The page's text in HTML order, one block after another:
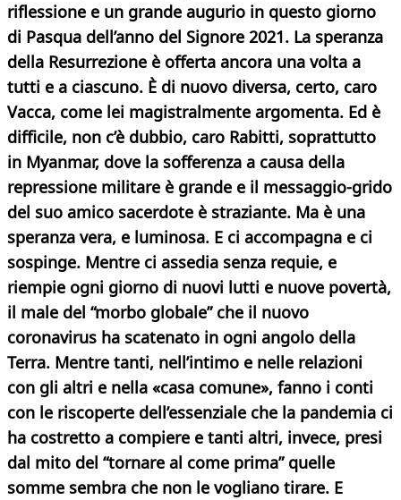
riflessione e un grande augurio in questo giorno
di Pasqua dell’anno del Signore 2021. La speranza
della Resurrezione è offerta ancora una volta a
tutti e a ciascuno. È di nuovo diversa, certo, caro
Vacca, come lei magistralmente argomenta. Ed è
difficile, non c’è dubbio, caro Rabitti, soprattutto
in Myanmar, dove la sofferenza a causa della
repressione militare è grande e il messaggio-grido
del suo amico sacerdote è straziante. Ma è una
speranza vera, e luminosa. E ci accompagna e ci
sospinge. Mentre ci assedia senza requie, e
riempie ogni giorno di nuovi lutti e nuove povertà,
il male del “morbo globale” che il nuovo
coronavirus ha scatenato in ogni angolo della
Terra. Mentre tanti, nell’intimo e nelle relazioni
con gli altri e nella «casa comune», fanno i conti
con le riscoperte dell’essenziale che la pandemia ci
ha costretto a compiere e tanti altri, invece, presi
dal mito del “tornare al come prima” quelle
somme sembra che non le vogliano tirare. E